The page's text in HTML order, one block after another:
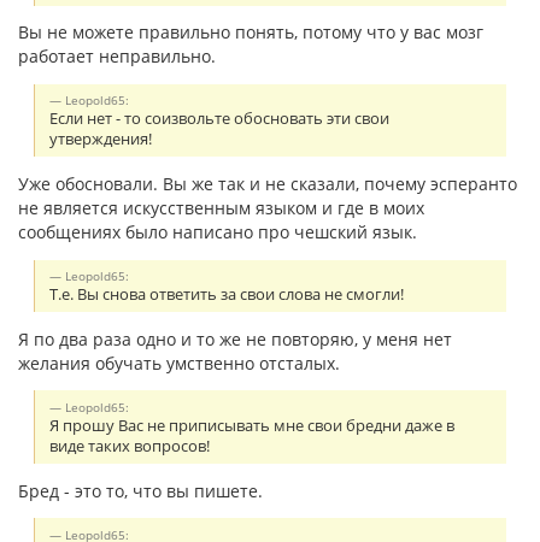
Вы не можете правильно понять, потому что у вас мозг
работает неправильно.
Leopold65:
Если нет - то соизвольте обосновать эти свои
утверждения!
Уже обосновали. Вы же так и не сказали, почему эсперанто
не является искусственным языком и где в моих
сообщениях было написано про чешский язык.
Leopold65:
Т.е. Вы снова ответить за свои слова не смогли!
Я по два раза одно и то же не повторяю, у меня нет
желания обучать умственно отсталых.
Leopold65:
Я прошу Вас не приписывать мне свои бредни даже в
виде таких вопросов!
Бред - это то, что вы пишете.
Leopold65: